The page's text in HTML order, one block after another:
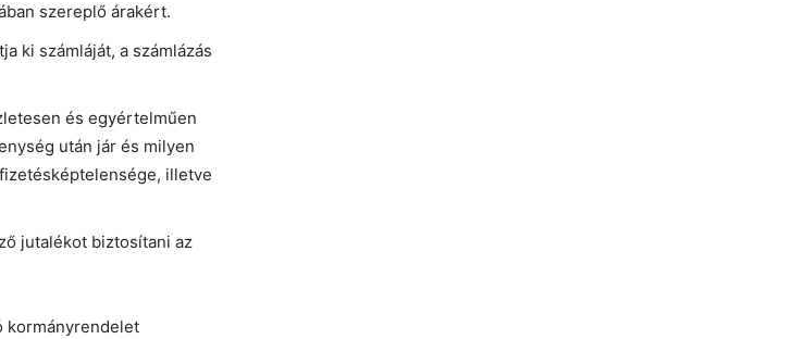
szereplő árakért.
ki számláját, a számlázás
és egyértelműen
után jár és milyen
illetve
jutalékot biztosítani az
kormányrendelet